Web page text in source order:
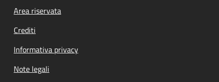
Footer menu
Area riservata
Crediti
Informativa privacy
Note legali